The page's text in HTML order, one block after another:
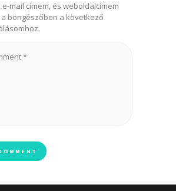
e-mail címem, és weboldalcímem
böngészőben a következő